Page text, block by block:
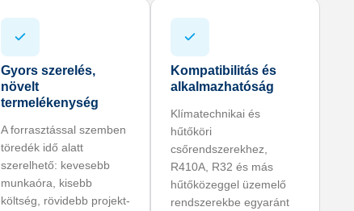
Gyors szerelés,
növelt
termelékenység
A forrasztással szemben
töredék idő alatt
szerelhető: kevesebb
munkaóra, kisebb
költség, rövidebb projekt-
Kompatibilitás és
alkalmazhatóság
Klímatechnikai és
hűtőköri
csőrendszerekhez,
R410A, R32 és más
hűtőközeggel üzemelő
rendszerekbe egyaránt